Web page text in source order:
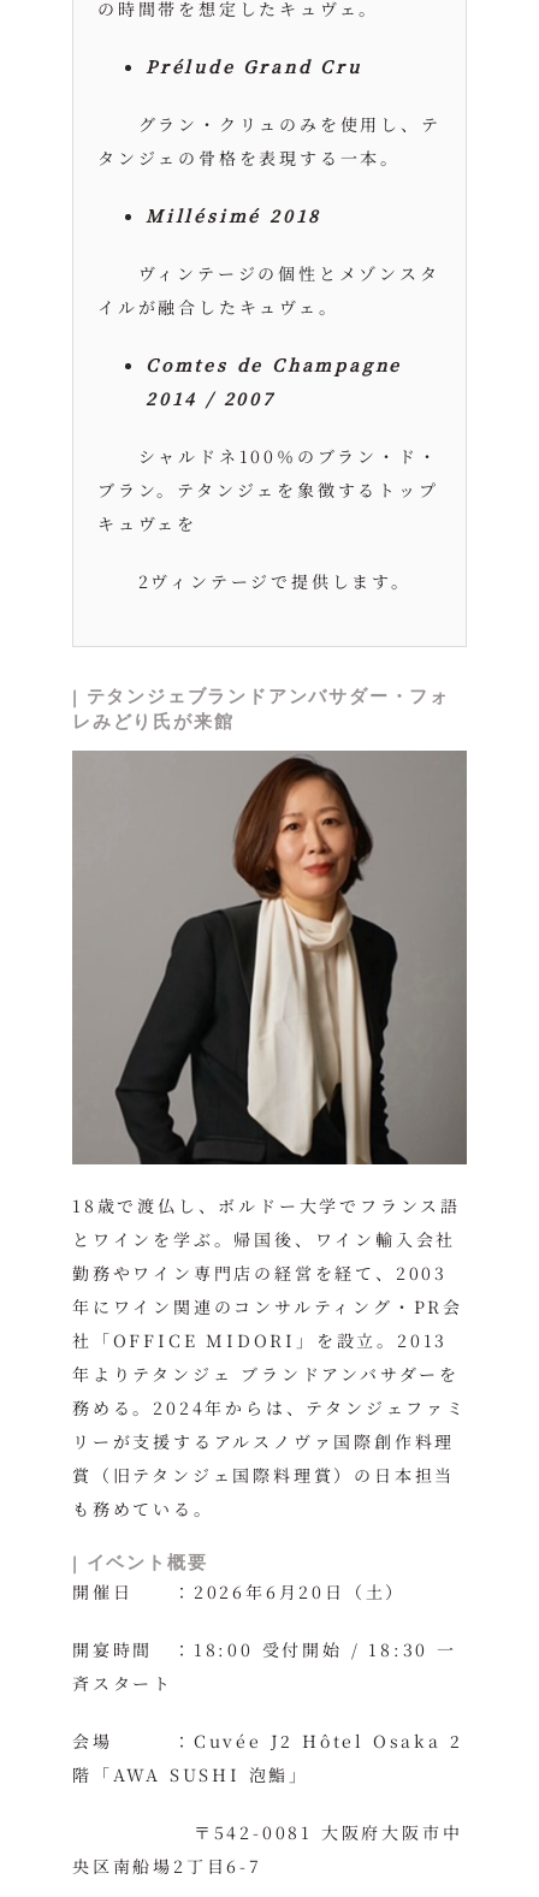
の時間帯を想定したキュヴェ。
Prélude Grand Cru
グラン・クリュのみを使用し、テ
タンジェの骨格を表現する一本。
Millésimé 2018
ヴィンテージの個性とメゾンスタ
イルが融合したキュヴェ。
Comtes de Champagne
2014 / 2007
シャルドネ100％のブラン・ド・
ブラン。テタンジェを象徴するトップ
キュヴェを
2ヴィンテージで提供します。
| テタンジェブランドアンバサダー・フォ
レみどり氏が来館
18歳で渡仏し、ボルドー大学でフランス語
とワインを学ぶ。帰国後、ワイン輸入会社
勤務やワイン専門店の経営を経て、2003
年にワイン関連のコンサルティング・PR会
社「OFFICE MIDORI」を設立。2013
年よりテタンジェ ブランドアンバサダーを
務める。2024年からは、テタンジェファミ
リーが支援するアルスノヴァ国際創作料理
賞（旧テタンジェ国際料理賞）の日本担当
も務めている。
| イベント概要
開催日 ：2026年6月20日（土）
開宴時間 ：18:00 受付開始 / 18:30 一
斉スタート
会場 ：Cuvée J2 Hôtel Osaka 2
階「AWA SUSHI 泡鮨」
〒542-0081 大阪府大阪市中
央区南船場2丁目6-7